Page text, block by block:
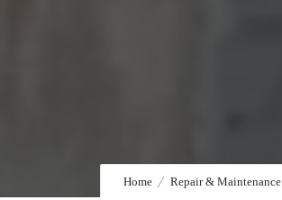
Home Repair & Maintenance